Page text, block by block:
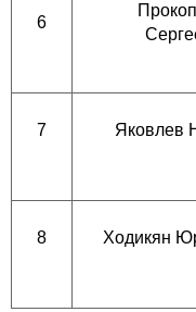
6
7 Яковлев
8 Ходикян